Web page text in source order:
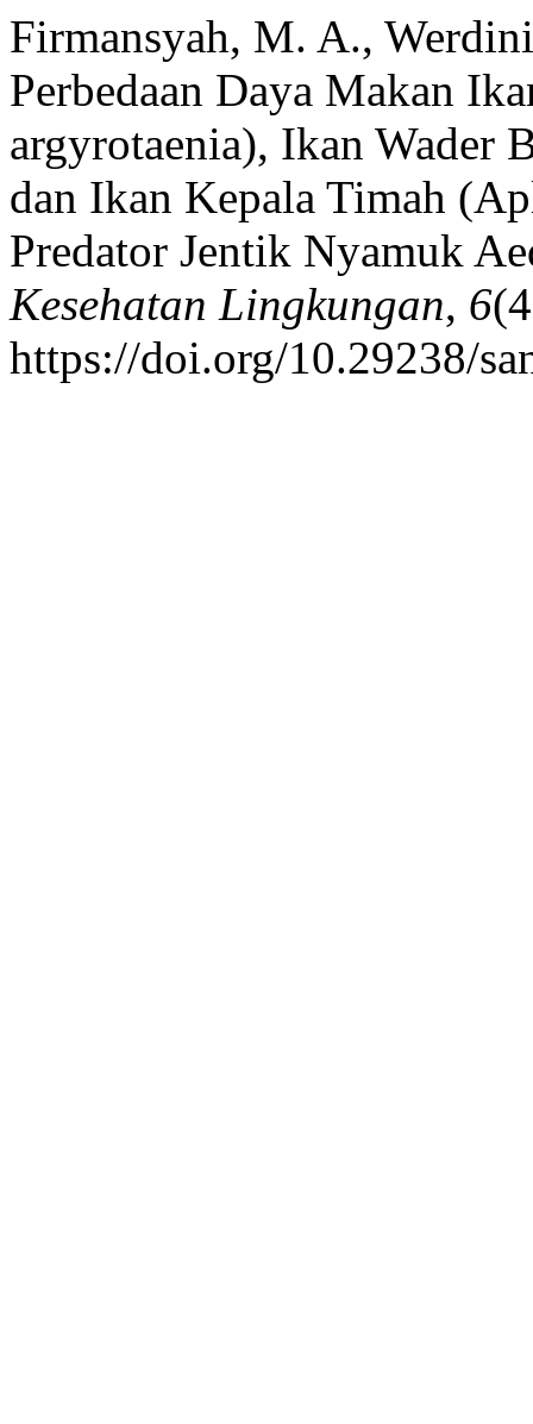
Firmansyah, M. A.,
Perbedaan Daya Makan
argyrotaenia), Ikan Wader
dan Ikan Kepala Timah
Predator Jentik Nyamuk
Kesehatan Lingkungan, 6
https://doi.org/10.29238/